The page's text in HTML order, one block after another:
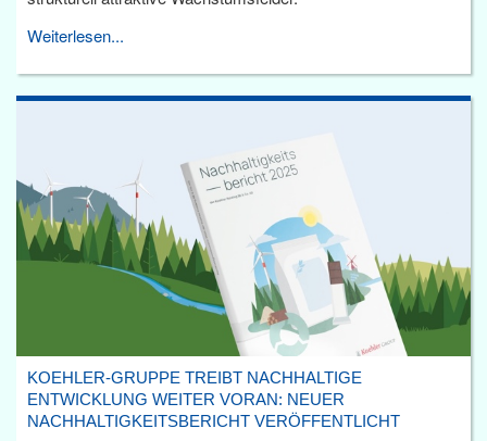
Weiterlesen...
KOEHLER-GRUPPE TREIBT NACHHALTIGE
ENTWICKLUNG WEITER VORAN: NEUER
NACHHALTIGKEITSBERICHT VERÖFFENTLICHT